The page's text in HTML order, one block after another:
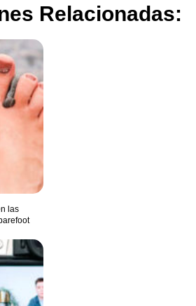
Relacionadas:
las